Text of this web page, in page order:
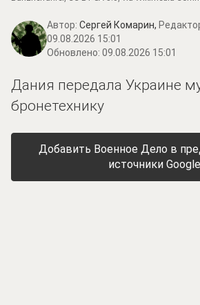
Автор: Сергей Комарин,
09.08.2026 15:01
Обновлено: 09.08.2026 15:01
Дания передала Украине
бронетехнику
Добавить Военное Дело в
источники Google